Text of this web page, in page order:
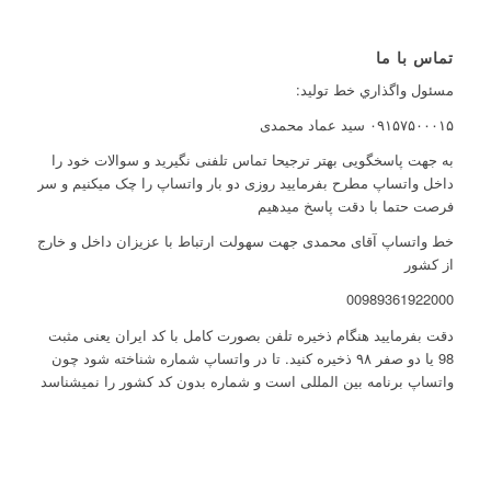
تماس با ما
مسئول واگذاري خط توليد:
۰۹۱۵۷۵۰۰۰۱۵ سید عماد محمدی
به جهت پاسخگویی بهتر ترجیحا تماس تلفنی نگیرید و سوالات خود را
داخل واتساپ مطرح بفرمایید روزی دو بار واتساپ را چک میکنیم و سر
فرصت حتما با دقت پاسخ میدهیم
خط واتساپ آقای محمدی جهت سهولت ارتباط با عزیزان داخل و خارج
از کشور
00989361922000
دقت بفرمایید هنگام ذخیره تلفن بصورت کامل با کد ایران یعنی مثبت
98 یا دو صفر ۹۸ ذخیره کنید. تا در واتساپ شماره شناخته شود چون
واتساپ برنامه بین المللی است و شماره بدون کد کشور را نمیشناسد